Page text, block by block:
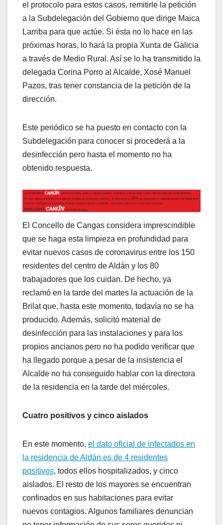
el protocolo para estos casos, remitirle la petición
a la Subdelegación del Gobierno que dirige Maica
Larriba para que actúe. Si ésta no lo hace en las
próximas horas, lo hará la propia Xunta de Galicia
a través de Medio Rural. Así se lo ha transmitido la
delegada Corina Porro al Alcalde, Xosé Manuel
Pazos, tras tener constancia de la petición de la
dirección.
Este periódico se ha puesto en contacto con la
Subdelegación para conocer si procederá a la
desinfección pero hasta el momento no ha
obtenido respuesta.
El Concello de Cangas considera imprescindible
que se haga esta limpieza en profundidad para
evitar nuevos casos de coronavirus entre los 150
residentes del centro de Aldán y los 80
trabajadores que los cuidan. De hecho, ya
reclamó en la tarde del martes la actuación de la
Brilat que, hasta este momento, todavía no se ha
producido. Además, solicitó material de
desinfección para las instalaciones y para los
propios ancianos pero no ha podido verificar que
ha llegado porque a pesar de la insistencia el
Alcalde no ha conseguido hablar con la directora
de la residencia en la tarde del miércoles.
Cuatro positivos y cinco aislados
En este momento, el dato oficial de infectados en
la residencia de Aldán es de 4 residentes
positivos, todos ellos hospitalizados, y cinco
aislados. El resto de los mayores se encuentran
confinados en sus habitaciones para evitar
nuevos contagios. Algunos familiares denuncian